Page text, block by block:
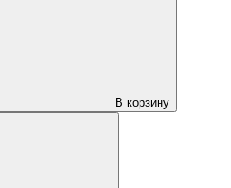
В корзину